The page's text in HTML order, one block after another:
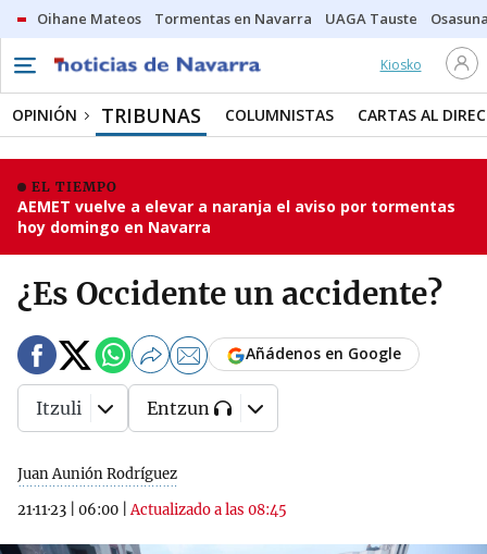
Oihane Mateos Tormentas en Navarra UAGA Tauste
Kiosko
OPINIÓN TRIBUNAS COLUMNISTAS CARTAS AL
EL TIEMPO
AEMET vuelve a elevar a naranja el aviso por tormentas
hoy domingo en Navarra
¿Es Occidente un accidente?
Juan Aunión Rodríguez
21·11·23
06:00 |Actualizado a las 08:45
Añádenos en Google
Itzuli Entzun